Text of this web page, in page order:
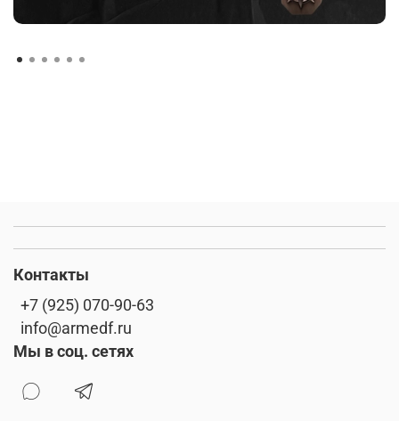
Контакты
+7 (925) 070-90-63
info@armedf.ru
Мы в соц. сетях